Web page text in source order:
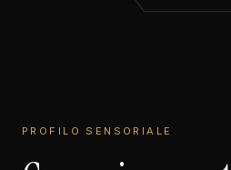
PROFILO SENSORIALE